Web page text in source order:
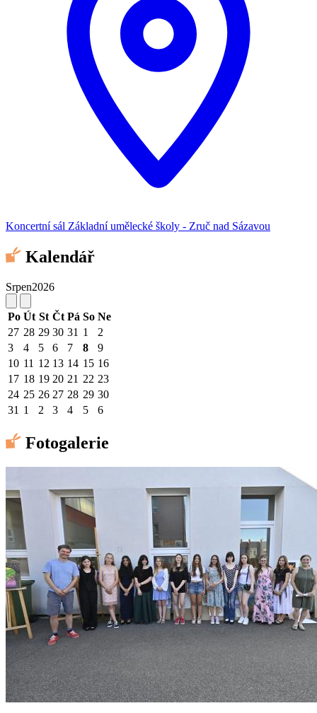
Koncertní sál Základní umělecké školy - Zruč nad Sázavou
Kalendář
Srpen2026
Po Út St Čt Pá So Ne
27 28 29 30 31 1
2
3
4 5 6 7 8
9
10 11 12 13 14 15 16
17 18 19 20 21 22 23
24 25 26 27 28 29 30
31 1 2 3 4 5 6
Fotogalerie